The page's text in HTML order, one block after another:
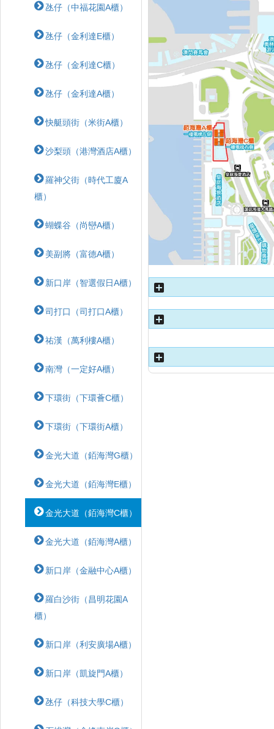
氹仔（中福花園A櫃）
氹仔（金利達E櫃）
氹仔（金利達C櫃）
氹仔（金利達A櫃）
快艇頭街（米街A櫃）
沙梨頭（港灣酒店A櫃）
羅神父街（時代工廈A
櫃）
蝴蝶⾕（尚巒A櫃）
美副將（富德A櫃）
新口岸（智選假日A櫃）
司打口（司打口A櫃）
祐漢（萬利樓A櫃）
南灣（一定好A櫃）
下環街（下環薈C櫃）
下環街（下環街A櫃）
金光大道（銆海灣G櫃）
金光大道（銆海灣E櫃）
金光大道（銆海灣C櫃）
金光大道（銆海灣A櫃）
新口岸（金融中心A櫃）
羅白沙街（昌明花園A
櫃）
新口岸（利安廣場A櫃）
新口岸（凱旋門A櫃）
氹仔（科技大學C櫃）